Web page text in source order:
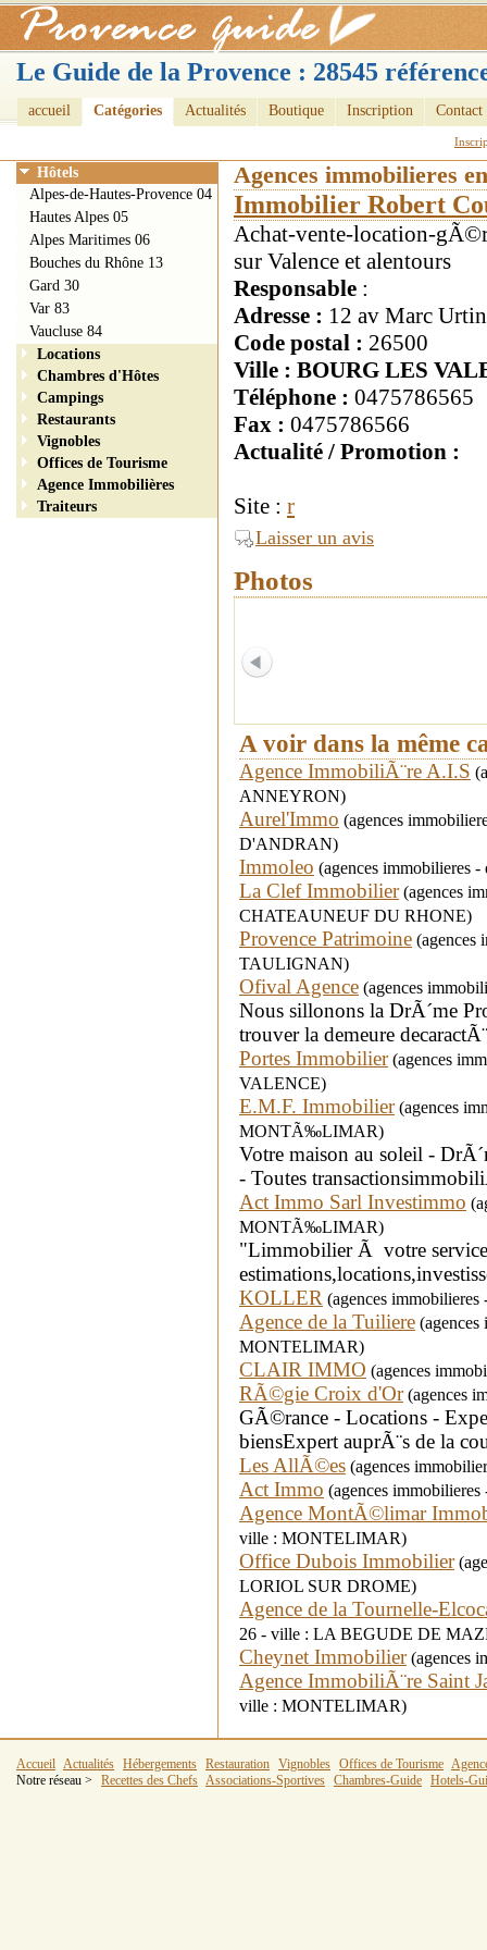
Le Guide de la Provence : 28545
accueil Catégories Actualités Boutique Inscription Contact
Agences immobilieres
Immobilier Robert
Achat-vente-location-
sur Valence et alentours
Responsable :
Adresse : 12 av Marc Urtin
Code postal : 26500
Ville : BOURG LES
Téléphone : 0475786565
Fax : 0475786566
Actualité / Promotion :
Site : r
Laisser un avis
Photos
A voir dans la même
Agence ImmobiliÃ¨re A.I.S
ANNEYRON)
Aurel'Immo (agences
D'ANDRAN)
Immoleo (agences immobilieres
La Clef Immobilier(agences
CHATEAUNEUF DU RHONE)
Provence Patrimoine (agences
TAULIGNAN)
Ofival Agence (agences
Nous sillonons la DrÃ´me
trouver la demeure
Portes Immobilier(agences
VALENCE)
E.M.F. Immobilier(agences
MONTÃ‰LIMAR)
Votre maison au soleil -
- Toutes
Act Immo Sarl Investimmo
MONTÃ‰LIMAR)
"Limmobilier Ã votre
KOLLER (agences
Agence de la Tuiliere
MONTELIMAR)
CLAIR IMMO (agences
RÃ©gie Croix d'Or(agences
GÃ©rance - Locations -
biensExpert auprÃ¨s de la
Les AllÃ©es (agences
Act Immo (agences
Agence MontÃ©limar
ville : MONTELIMAR)
Office Dubois Immobilier
LORIOL SUR DROME)
Agence de la Tournelle-
26 - ville : LA BEGUDE DE
Cheynet Immobilier(agences
Agence ImmobiliÃ¨re Saint
ville : MONTELIMAR)
Hôtels
Alpes-de-Hautes-Provence 04
Hautes Alpes 05
Alpes Maritimes 06
Bouches du Rhône 13
Gard 30
Var 83
Vaucluse 84
Locations
Chambres d'Hôtes
Campings
Restaurants
Vignobles
Offices de Tourisme
Agence Immobilières
Traiteurs
Accueil Actualités Hébergements Restauration Vignobles Offices de Tourisme
Notre réseau >
Recettes des Chefs Associations-Sportives Chambres-Guide Hotels-